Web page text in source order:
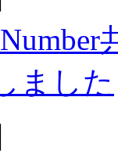
ました